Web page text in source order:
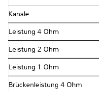
Kanäle
Leistung 4 Ohm
Leistung 2 Ohm
Leistung 1 Ohm
Brückenleistung 4 Ohm